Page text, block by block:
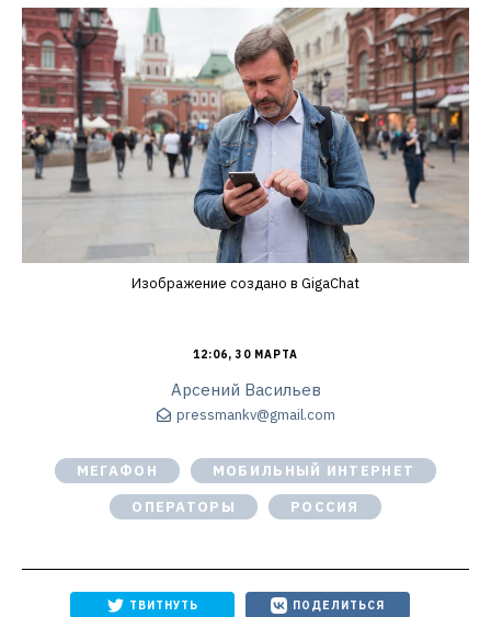
Изображение создано в GigaChat
12:06, 30 МАРТА
Арсений Васильев
pressmankv@gmail.com
МЕГАФОН
МОБИЛЬНЫЙ ИНТЕРНЕТ
ОПЕРАТОРЫ
РОССИЯ
ТВИТНУТЬ ПОДЕЛИТЬСЯ